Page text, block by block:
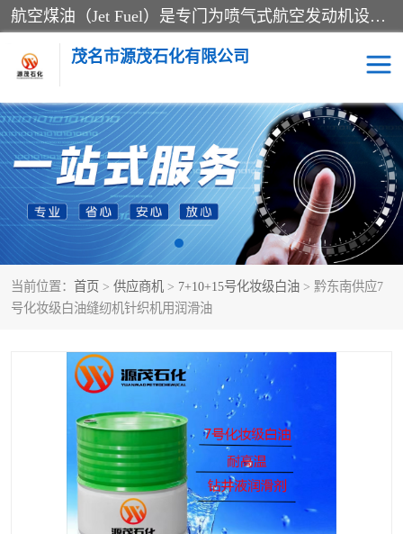
航空煤油（Jet Fuel）是专门为喷气式航空发动机设计的高纯度燃料，主要分为Jet A、Jet A-1和Jet B等类型。其特点是闪点高、低温流动性好，并添加了抗静电剂和抗氧化剂以确保飞行安全。航空煤油需
茂名市源茂石化有限公司
当前位置： 首页 > 供应商机 > 7+10+15号化妆级白油 > 黔东南供应7
号化妆级白油缝纫机针织机用润滑油
RP3航空煤油 D20+D30溶剂油
D40+D60溶剂油 D80+D100溶剂油
6号+120号溶剂油 260号溶剂油
异构烷烃 天然乳胶
26+32号化妆级白油 46+68号化妆级白油
2731溶剂油